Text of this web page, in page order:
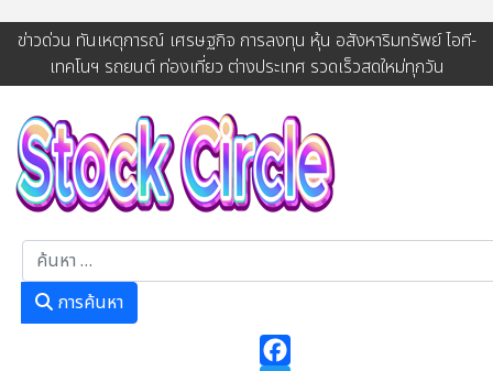
ข่าวด่วน ทันเหตุการณ์ เศรษฐกิจ การลงทุน หุ้น อสังหาริมทรัพย์ ไอที-
เทคโนฯ รถยนต์ ท่องเที่ยว ต่างประเทศ รวดเร็วสดใหม่ทุกวัน
การค้นหา